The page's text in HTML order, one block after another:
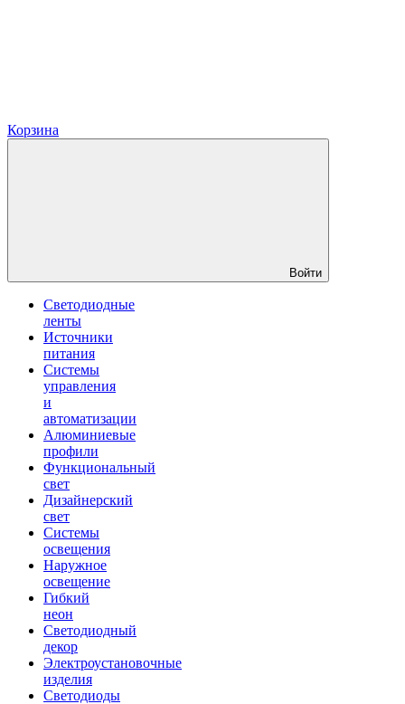
Корзина
Войти
Светодиодные
ленты
Источники
питания
Системы
управления
и
автоматизации
Алюминиевые
профили
Функциональный
свет
Дизайнерский
свет
Системы
освещения
Наружное
освещение
Гибкий
неон
Светодиодный
декор
Электроустановочные
изделия
Светодиоды